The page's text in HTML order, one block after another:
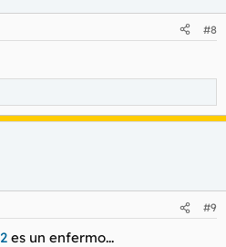
#8
#9
es un enfermo...